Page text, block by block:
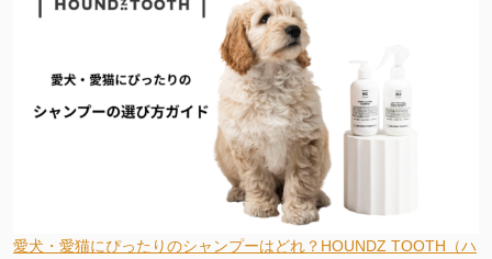
愛犬・愛猫にぴったりのシャンプーはどれ？HOUNDZ TOOTH（ハ